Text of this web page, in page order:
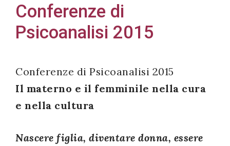
Conferenze di
Psicoanalisi 2015
Conferenze di Psicoanalisi 2015
Il materno e il femminile nella cura
e nella cultura
Nascere figlia, diventare donna, essere
Acconsento
all'uso dei
accordo
con il
decreto
196/03